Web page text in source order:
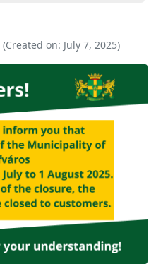
(Created on: July 7, 2025)